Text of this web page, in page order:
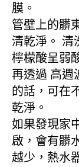
膜。
管壁上的髒
清乾淨。 清
檸檬酸呈弱
再透過 高週
的話，可在
乾淨。
如果發現家
啟，會有髒
越少，熱水